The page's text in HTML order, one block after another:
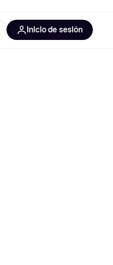
Inicio de sesión